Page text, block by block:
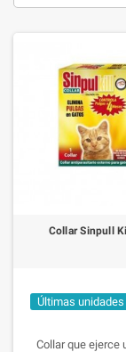
Collar Sinpull
Últimas
Collar que ejerce